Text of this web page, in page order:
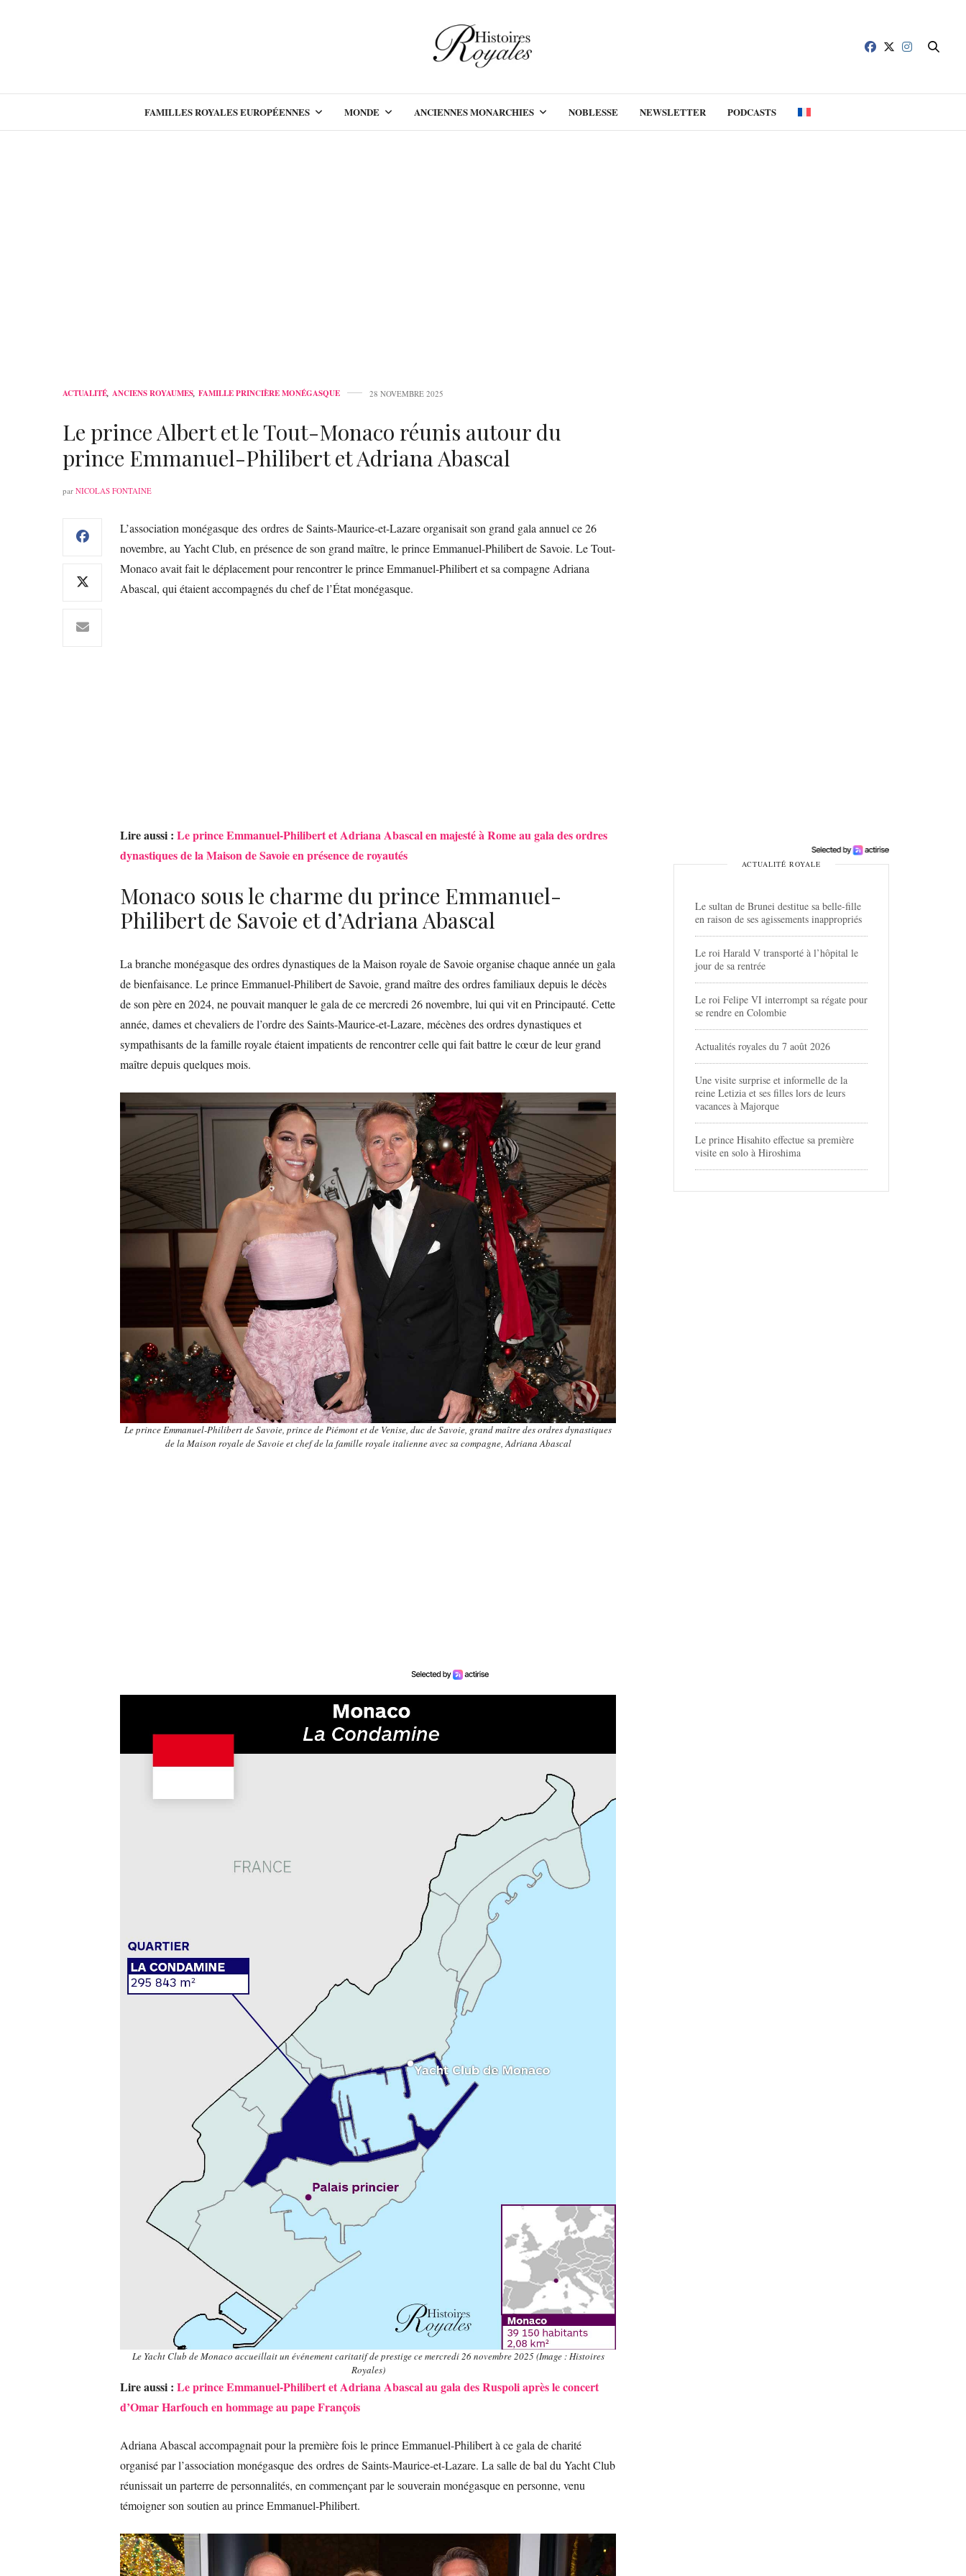
FAMILLES ROYALES EUROPÉENNES MONDE ANCIENNES MONARCHIES NOBLESSE NEWSLETTER PODCASTS
ACTUALITÉ, ANCIENS ROYAUMES, FAMILLE PRINCIÈRE MONÉGASQUE 28 NOVEMBRE 2025
Le prince Albert et le Tout-Monaco réunis autour du
prince Emmanuel-Philibert et Adriana Abascal
par NICOLAS FONTAINE
L’association monégasque des ordres de Saints-Maurice-et-Lazare organisait son grand gala annuel ce 26
novembre, au Yacht Club, en présence de son grand maître, le prince Emmanuel-Philibert de Savoie. Le Tout-
Monaco avait fait le déplacement pour rencontrer le prince Emmanuel-Philibert et sa compagne Adriana
Abascal, qui étaient accompagnés du chef de l’État monégasque.
Lire aussi : Le prince Emmanuel-Philibert et Adriana Abascal en majesté à Rome au gala des ordres
dynastiques de la Maison de Savoie en présence de royautés
Monaco sous le charme du prince Emmanuel-
Philibert de Savoie et d’Adriana Abascal
La branche monégasque des ordres dynastiques de la Maison royale de Savoie organise chaque année un gala
de bienfaisance. Le prince Emmanuel-Philibert de Savoie, grand maître des ordres familiaux depuis le décès
de son père en 2024, ne pouvait manquer le gala de ce mercredi 26 novembre, lui qui vit en Principauté. Cette
année, dames et chevaliers de l’ordre des Saints-Maurice-et-Lazare, mécènes des ordres dynastiques et
sympathisants de la famille royale étaient impatients de rencontrer celle qui fait battre le cœur de leur grand
maître depuis quelques mois.
Le prince Emmanuel-Philibert de Savoie, prince de Piémont et de Venise, duc de Savoie, grand maître des ordres dynastiques
de la Maison royale de Savoie et chef de la famille royale italienne avec sa compagne, Adriana Abascal
Le Yacht Club de Monaco accueillait un événement caritatif de prestige ce mercredi 26 novembre 2025 (Image : Histoires
Royales)
Lire aussi : Le prince Emmanuel-Philibert et Adriana Abascal au gala des Ruspoli après le concert
d’Omar Harfouch en hommage au pape François
Adriana Abascal accompagnait pour la première fois le prince Emmanuel-Philibert à ce gala de charité
organisé par l’association monégasque des ordres de Saints-Maurice-et-Lazare. La salle de bal du Yacht Club
réunissait un parterre de personnalités, en commençant par le souverain monégasque en personne, venu
témoigner son soutien au prince Emmanuel-Philibert.
ACTUALITÉ ROYALE
Le sultan de Brunei destitue sa belle-fille
en raison de ses agissements inappropriés
Le roi Harald V transporté à l’hôpital le
jour de sa rentrée
Le roi Felipe VI interrompt sa régate pour
se rendre en Colombie
Actualités royales du 7 août 2026
Une visite surprise et informelle de la
reine Letizia et ses filles lors de leurs
vacances à Majorque
Le prince Hisahito effectue sa première
visite en solo à Hiroshima